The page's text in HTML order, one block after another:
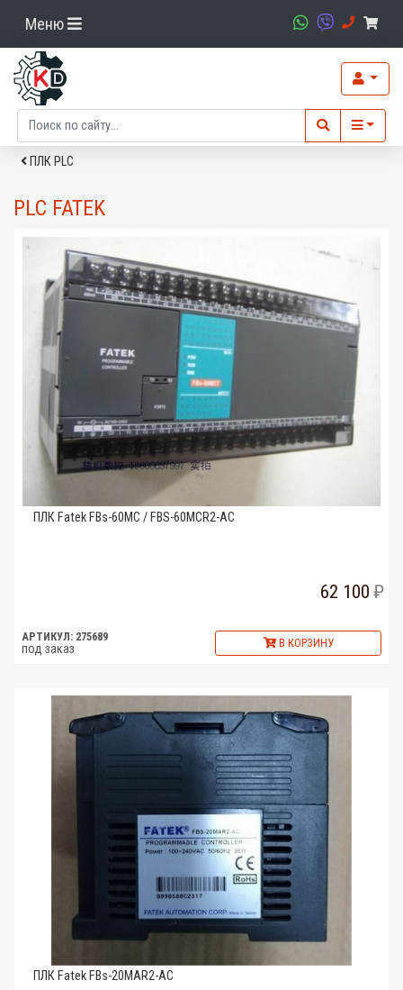
Меню
ПЛК PLC
PLC FATEK
ПЛК Fatek FBs-60MC / FBS-60MCR2-AC
62 100
АРТИКУЛ: 275689
под заказ В КОРЗИНУ
ПЛК Fatek FBs-20MAR2-AC